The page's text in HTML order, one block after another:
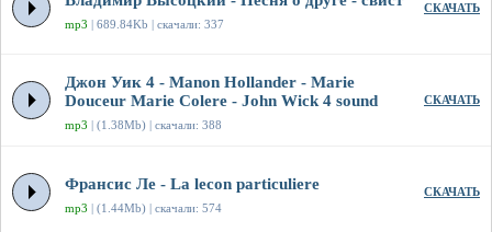
mp3 | 689.84Kb | скачали: 337
СКАЧАТЬ
Джон Уик 4 - Manon Hollander - Marie
Douceur Marie Colere - John Wick 4 sound
mp3 | (1.38Mb) | скачали: 388
СКАЧАТЬ
Франсис Ле - La lecon particuliere
mp3 | (1.44Mb) | скачали: 574
СКАЧАТЬ